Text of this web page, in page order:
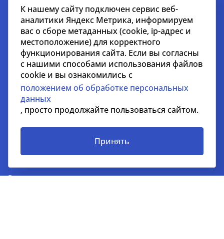
191186, Волынский пер., д. 3a
БЦ «Северная Столица»
+7 812 718 36 18
kc@nikoliers.ru
Дубай
EMAAR Square, Building 6, One Business Centre, Unit
702 Burj Khalifa Community, Downtown, Dubai, UAE
+971 52 356 99 60
lead@nikoliers-global.com
© nikoliers.ru 1994 - 2026
Все права защищены
К нашему сайту подключен сервис веб-
аналитики Яндекс Метрика, информируем
вас о сборе метаданных (cookie, ip-адрес и
местоположение) для корректного
функционирования сайта. Если вы согласны
с нашими способами использования файлов
cookie и вы ознакомились с
положением об обработке персональных
данных
, просто продолжайте пользоваться сайтом.
Принять